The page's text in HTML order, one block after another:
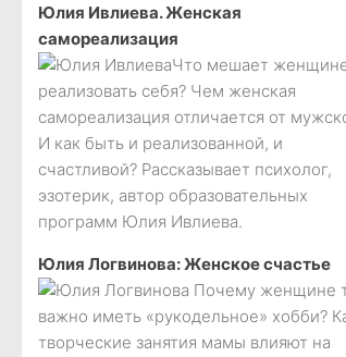
Юлия Ивлиева. Женская
самореализация
Что мешает
реализовать себя? Чем женская
самореализация отличается от
И как быть и реализованной, и
счастливой? Рассказывает психолог,
эзотерик, автор образовательных
программ Юлия Ивлиева.
Юлия Логвинова: Женское счастье
Почему женщине
важно иметь «рукодельное» хобби?
творческие занятия мамы влияют на